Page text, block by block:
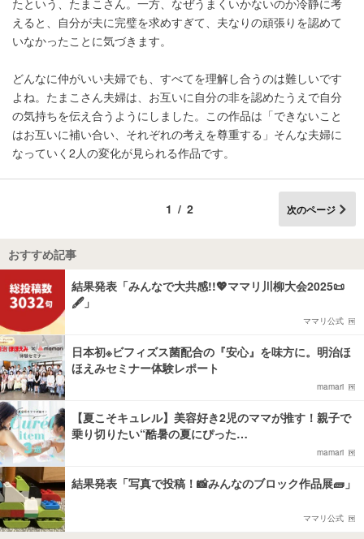
たという、たまこさん。一方、なぜうまくいかないのか冷静に考
えると、自分が夫に完璧を求めすぎて、夫なりの頑張りを認めて
いなかったことに気づきます。
どんなに仲がいい夫婦でも、すべてを理解し合うのは難しいです
よね。たまこさん夫婦は、お互いに自分の非を認めたうえで自分
の気持ちを伝え合うようにしました。この作品は「できないこと
はお互いに補い合い、それぞれの考えを尊重する」そんな夫婦に
なっていく2人の変化が見られる作品です。
1/2 次のページ
おすすめ記事
結果発表「みんなで大共感!!💖ママリ川柳大会2025📜
🖋️」
ママリ公式
日本初※ビフィズス菌配合の『安心』を味方に。明治ほ
ほえみセミナー体験レポート
mamari
【夏こそキュレル】美容好き2児のママが推す！親子で
乗り切りたい“酷暑の夏にぴった…
mamari
結果発表「写真で投稿！📸みんなのブロック作品展🧱」
ママリ公式